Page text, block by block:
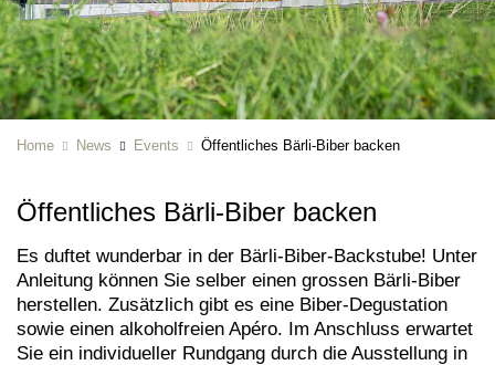
Home News Events Öffentliches Bärli-Biber backen
Öffentliches Bärli-Biber backen
Es duftet wunderbar in der Bärli-Biber-Backstube! Unter
Anleitung können Sie selber einen grossen Bärli-Biber
herstellen. Zusätzlich gibt es eine Biber-Degustation
sowie einen alkoholfreien Apéro. Im Anschluss erwartet
Sie ein individueller Rundgang durch die Ausstellung in